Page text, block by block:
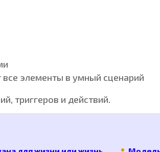
элементы в умный сценарий
триггеров и действий.